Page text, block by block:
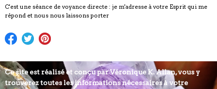
C'est une séance de voyance directe : je m'adresse à votre Esprit qui me
répond et nous nous laissons porter
Ce site est réalisé et conçu par Véronique K. Allan, vous y
trouverez toutes les informations nécessaires à votre